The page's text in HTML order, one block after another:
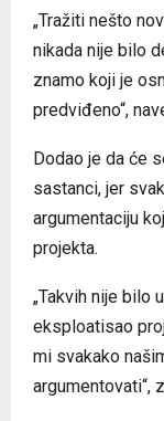
„Tražiti nešto
nikada nije bilo
znamo koji je
predviđeno“,
Dodao je da će
sastanci, jer
argumentaciju
projekta.
„Takvih nije bilo
eksploatisao
mi svakako
argumentovati“,